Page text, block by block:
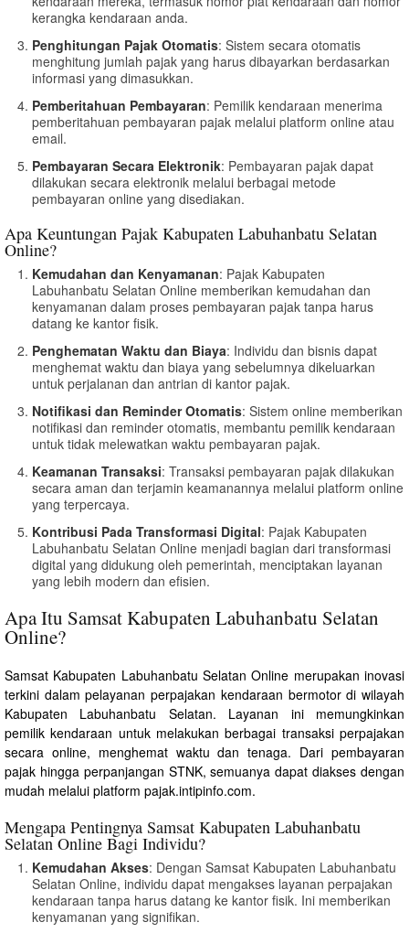
kerangka kendaraan anda.
Penghitungan Pajak Otomatis: Sistem secara otomatis
menghitung jumlah pajak yang harus dibayarkan berdasarkan
informasi yang dimasukkan.
Pemberitahuan Pembayaran: Pemilik kendaraan menerima
pemberitahuan pembayaran pajak melalui platform online atau
email.
Pembayaran Secara Elektronik: Pembayaran pajak dapat
dilakukan secara elektronik melalui berbagai metode
pembayaran online yang disediakan.
Apa Keuntungan Pajak Kabupaten Labuhanbatu Selatan
Online?
Kemudahan dan Kenyamanan: Pajak Kabupaten
Labuhanbatu Selatan Online memberikan kemudahan dan
kenyamanan dalam proses pembayaran pajak tanpa harus
datang ke kantor fisik.
Penghematan Waktu dan Biaya: Individu dan bisnis dapat
menghemat waktu dan biaya yang sebelumnya dikeluarkan
untuk perjalanan dan antrian di kantor pajak.
Notifikasi dan Reminder Otomatis: Sistem online memberikan
notifikasi dan reminder otomatis, membantu pemilik kendaraan
untuk tidak melewatkan waktu pembayaran pajak.
Keamanan Transaksi: Transaksi pembayaran pajak dilakukan
secara aman dan terjamin keamanannya melalui platform online
yang terpercaya.
Kontribusi Pada Transformasi Digital: Pajak Kabupaten
Labuhanbatu Selatan Online menjadi bagian dari transformasi
digital yang didukung oleh pemerintah, menciptakan layanan
yang lebih modern dan efisien.
Apa Itu Samsat Kabupaten Labuhanbatu Selatan
Online?
Samsat Kabupaten Labuhanbatu Selatan Online merupakan inovasi
terkini dalam pelayanan perpajakan kendaraan bermotor di wilayah
Kabupaten Labuhanbatu Selatan. Layanan ini memungkinkan
pemilik kendaraan untuk melakukan berbagai transaksi perpajakan
secara online, menghemat waktu dan tenaga. Dari pembayaran
pajak hingga perpanjangan STNK, semuanya dapat diakses dengan
mudah melalui platform pajak.intipinfo.com.
Mengapa Pentingnya Samsat Kabupaten Labuhanbatu
Selatan Online Bagi Individu?
Kemudahan Akses: Dengan Samsat Kabupaten Labuhanbatu
Selatan Online, individu dapat mengakses layanan perpajakan
kendaraan tanpa harus datang ke kantor fisik. Ini memberikan
kenyamanan yang signifikan.